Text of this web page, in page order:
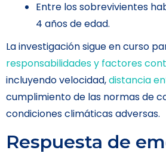
Entre los sobrevivientes
4 años de edad.
La investigación sigue en curso
responsabilidades y factores
incluyendo velocidad,distancia
cumplimiento de las normas de
condiciones climáticas adversas.
Respuesta de